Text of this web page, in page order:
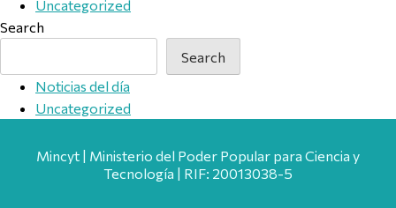
Uncategorized
Search
Search
Noticias del día
Uncategorized
Mincyt | Ministerio del Poder Popular para Ciencia y
Tecnología | RIF: 20013038-5